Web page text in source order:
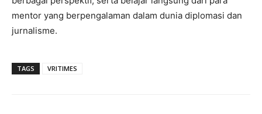
mentor yang berpengalaman dalam dunia diplomasi dan
jurnalisme.
TAGS VRITIMES